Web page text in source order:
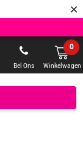
×
Bel Ons
0
Winkelwagen